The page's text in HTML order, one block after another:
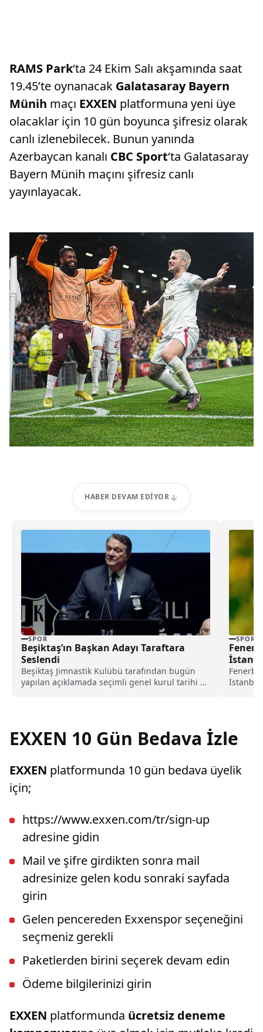
RAMS Park‘ta 24 Ekim Salı akşamında saat
19.45’te oynanacak Galatasaray Bayern
Münih maçı EXXEN platformuna yeni üye
olacaklar için 10 gün boyunca şifresiz olarak
canlı izlenebilecek. Bunun yanında
Azerbaycan kanalı CBC Sport‘ta Galatasaray
Bayern Münih maçını şifresiz canlı
yayınlayacak.
HABER DEVAM EDIYOR
SPOR
Beşiktaş’ın Başkan Adayı Taraftara
Seslendi
Beşiktaş Jimnastik Kulübü tarafından bugün
yapılan açıklamada seçimli genel kurul tarihi 17
SPOR
EXXEN 10 Gün Bedava İzle
EXXEN platformunda 10 gün bedava üyelik
için;
https://www.exxen.com/tr/sign-up
adresine gidin
Mail ve şifre girdikten sonra mail
adresinize gelen kodu sonraki sayfada
girin
Gelen pencereden Exxenspor seçeneğini
seçmeniz gerekli
Paketlerden birini seçerek devam edin
Ödeme bilgilerinizi girin
EXXEN platformunda ücretsiz deneme